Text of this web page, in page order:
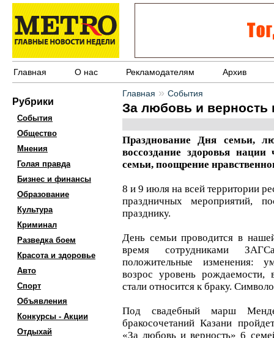
Главная О нас Рекламодателям Архив
Рубрики
События
Общество
Мнения
Голая правда
Бизнес и финансы
Образование
Культура
Криминал
Разведка боем
Красота и здоровье
Авто
Спорт
Объявления
Конкурсы - Акции
Отдыхай
Главная » События
За любовь и верность
Празднование Дня семьи,
воссоздание здоровья
семьи, поощрение
8 и 9 июля на всей территории
праздничных мероприятий,
празднику.
День семьи проводится в
время сотрудниками
положительные изменения:
возрос уровень
стали относится к браку.
Под свадебный марш
бракосочетаний Казани
«За любовь и верность» 6